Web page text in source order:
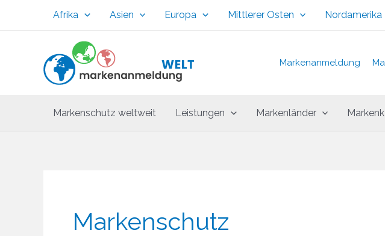
Afrika Asien Europa Mittlerer Osten Nordamerika
Markenanmeldung
Markenschutz weltweit Leistungen Markenländer
Markenschutz